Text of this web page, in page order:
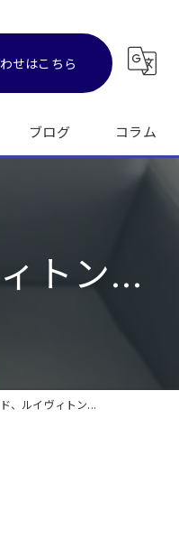
せはこちら
ブログ コラム
トン...
、ルイヴィトン...